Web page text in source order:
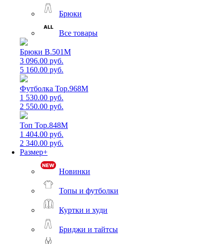
Брюки
Все товары
Брюки B.501M
3 096.00 руб.
5 160.00 руб.
Футболка Top.968M
1 530.00 руб.
2 550.00 руб.
Топ Top.848M
1 404.00 руб.
2 340.00 руб.
Размер+
Новинки
Топы и футболки
Куртки и худи
Бриджи и тайтсы